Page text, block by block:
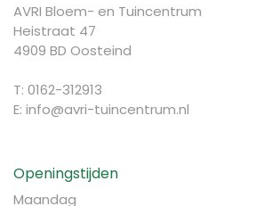
AVRI Bloem- en Tuincentrum
Heistraat 47
4909 BD Oosteind
T: 0162-312913
E: info@avri-tuincentrum.nl
Openingstijden
Maandag